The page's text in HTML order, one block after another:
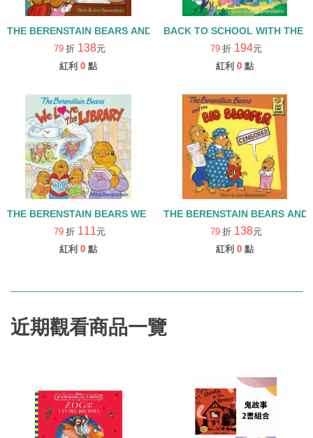
THE BERENSTAIN BEARS AND MAMA'S NEW JOB
79 折 138元
紅利 0 點
BACK TO SCHOOL WITH THE
79 折 194元
紅利 0 點
THE BERENSTAIN BEARS WE LOVE THE LIBRARY
79 折 111元
紅利 0 點
THE BERENSTAIN BEARS AND
79 折 138元
紅利 0 點
近期觀看商品一覽